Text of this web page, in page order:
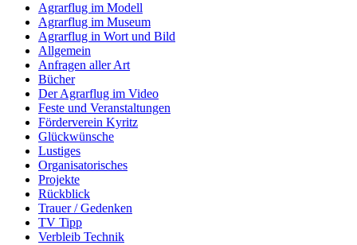
Agrarflug im Modell
Agrarflug im Museum
Agrarflug in Wort und Bild
Allgemein
Anfragen aller Art
Bücher
Der Agrarflug im Video
Feste und Veranstaltungen
Förderverein Kyritz
Glückwünsche
Lustiges
Organisatorisches
Projekte
Rückblick
Trauer / Gedenken
TV Tipp
Verbleib Technik